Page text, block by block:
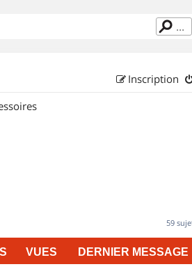
Inscription
59
VUES DERNIER MESSAGE